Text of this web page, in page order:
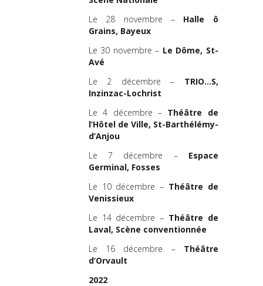
Le 28 novembre – Halle ô
Grains, Bayeux
Le 30 novembre – Le Dôme, St-
Avé
Le 2 décembre – TRIO…S,
Inzinzac-Lochrist
Le 4 décembre – Théâtre de
l’Hôtel de Ville, St-Barthélémy-
d’Anjou
Le 7 décembre – Espace
Germinal, Fosses
Le 10 décembre – Théâtre de
Venissieux
Le 14 décembre – Théâtre de
Laval, Scène conventionnée
Le 16 décembre – Théâtre
d’Orvault
2022